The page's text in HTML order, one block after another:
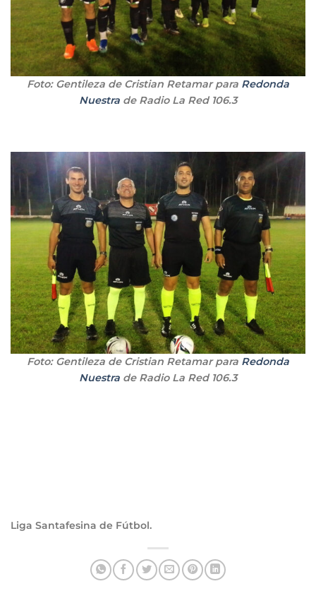
Foto: Gentileza de Cristian Retamar para Redonda
Nuestra de Radio La Red 106.3
Foto: Gentileza de Cristian Retamar para Redonda
Nuestra de Radio La Red 106.3
Liga Santafesina de Fútbol.